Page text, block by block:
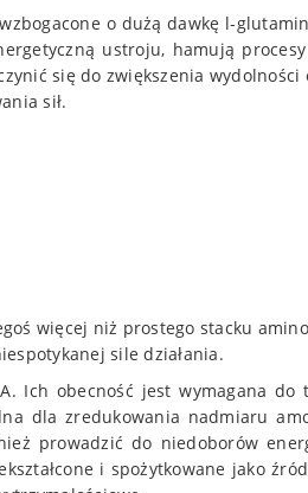
o dużą dawkę l-
ustroju, hamują
się do zwiększenia
sił.
więcej niż prostego stacku
sile działania.
Ich obecność jest wymagana
dla zredukowania nadmiaru
prowadzić do niedoborów
i spożytkowane jako